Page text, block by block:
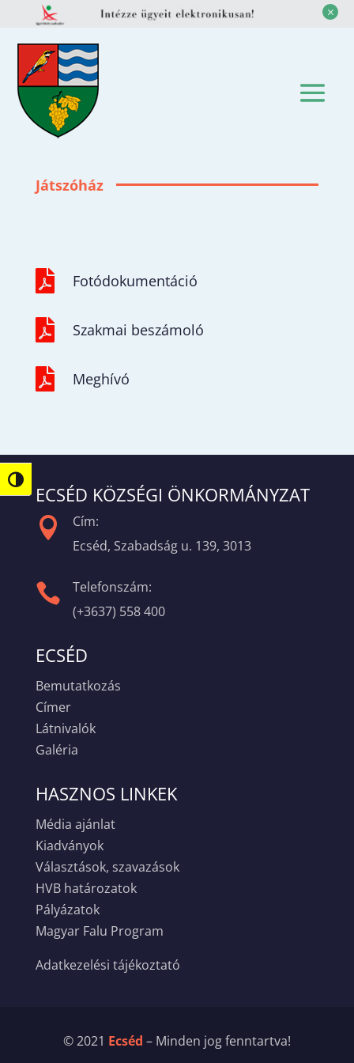
Nagy kontraszt váltása
M
Játszóház
 Fotódokumentáció
 Szakmai beszámoló
 Meghívó
ECSÉD KÖZSÉGI ÖNKORMÁNYZAT

Cím:
Ecséd, Szabadság u. 139, 3013

Telefonszám:
(+3637) 558 400
ECSÉD
Bemutatkozás
Címer
Látnivalók
Galéria
HASZNOS LINKEK
Média ajánlat
Kiadványok
Választások, szavazások
HVB határozatok
Pályázatok
Magyar Falu Program
Adatkezelési tájékoztató
© 2021 Ecséd – Minden jog fenntartva!